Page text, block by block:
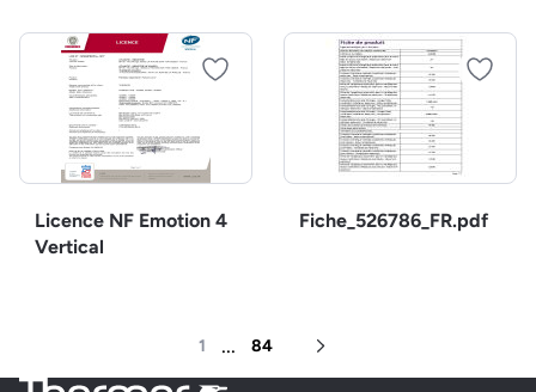
Licence NF Emotion 4
Vertical
Fiche_526786_FR.pdf
1 ... 84
Page suivante